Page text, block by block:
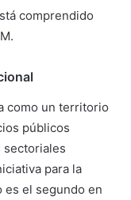
comprendido
como un territorio
públicos
sectoriales
para la
es el segundo en